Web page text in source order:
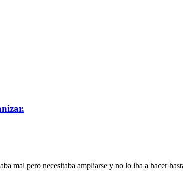
mal pero necesitaba ampliarse y no lo iba a hacer